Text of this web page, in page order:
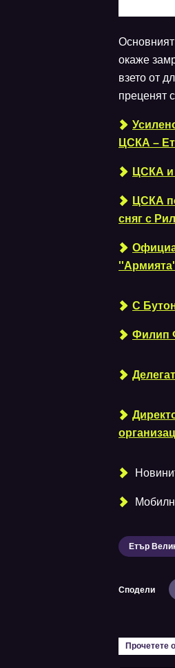
окаже
взето от
преценят
ЦСКА –
ЦСКА и
ЦСКА
сняг с
С
Филип
Етър
Сподели
Прочетете